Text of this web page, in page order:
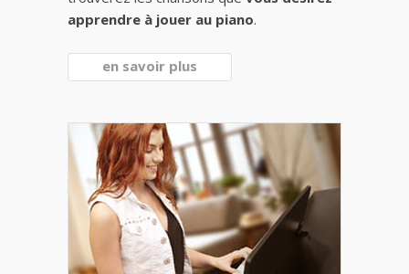
apprendre à jouer au piano.
en savoir plus